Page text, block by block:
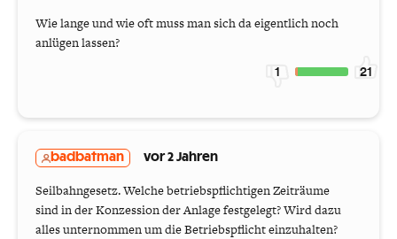
Wie lange und wie oft muss man sich da eigentlich noch
anlügen lassen?
1 21
badbatman vor 2 Jahren
Seilbahngesetz. Welche betriebspflichtigen Zeiträume
sind in der Konzession der Anlage festgelegt? Wird dazu
alles unternommen um die Betriebspflicht einzuhalten?